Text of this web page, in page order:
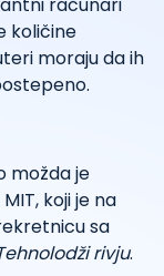
količine
moraju da ih
možda je
koji je na
sa
rivju.